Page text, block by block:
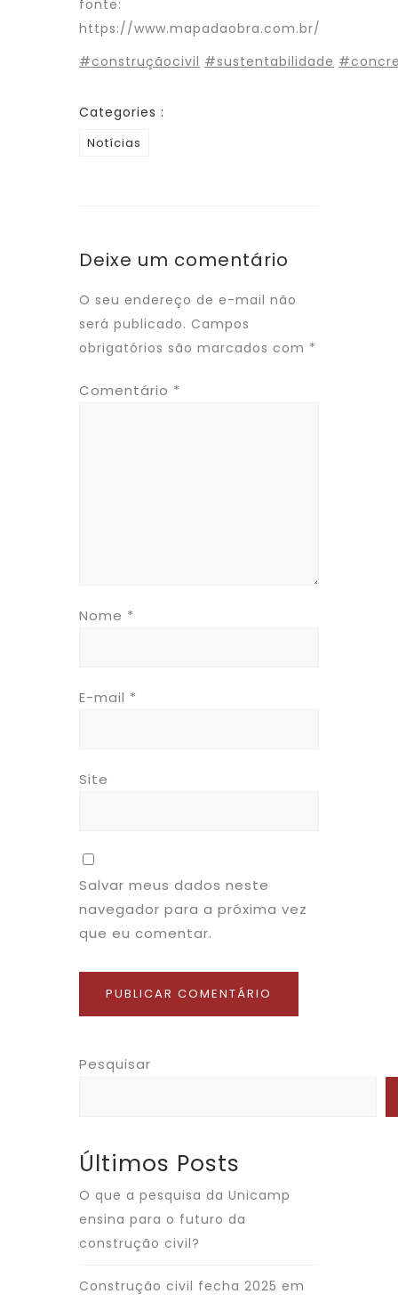
fonte:
https://www.mapadaobra.com.br/
#construçãocivil #sustentabilidade
Categories :
Notícias
Deixe um comentário
O seu endereço de e-mail não
será publicado. Campos
obrigatórios são marcados com *
Comentário *
Nome *
E-mail *
Site
Salvar meus dados neste
navegador para a próxima vez
que eu comentar.
Pesquisar
Últimos Posts
O que a pesquisa da Unicamp
ensina para o futuro da
construção civil?
Construção civil fecha 2025 em